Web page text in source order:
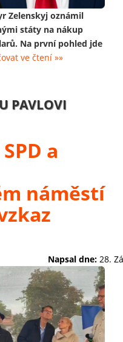
Zelenskyj oznámil
státy na nákup
Na první pohled jde
ve čtení »»
PAVLOVI
a
náměstí
Napsal dne: 28.